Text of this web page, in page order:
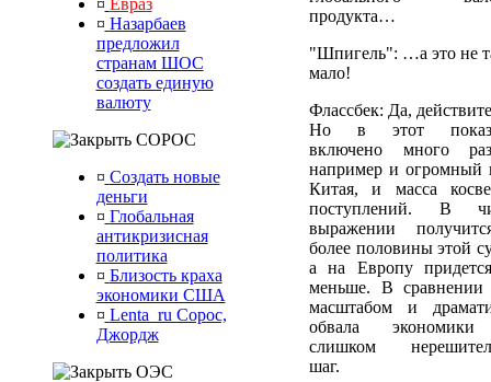
¤ Евраз
¤ Назарбаев
предложил
странам ШОС
создать единую
валюту
СОРОС
¤ Создать новые
деньги
¤ Глобальная
антикризисная
политика
¤ Близость краха
экономики США
¤ Lenta_ru Сорос,
Джордж
ОЭС
продукта…
"Шпигель": …а это не
мало!
Флассбек: Да,
Но в этот
включено много
например и огромный
Китая, и масса
поступлений. В
выражении
более половины этой
а на Европу
меньше. В
масштабом и
обвала
слишком
шаг.